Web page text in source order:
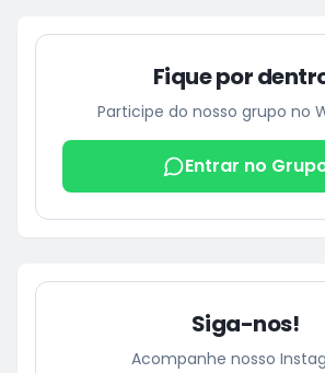
Fique por
Participe do nosso grupo no
Entrar no
Siga-nos!
Acompanhe nosso